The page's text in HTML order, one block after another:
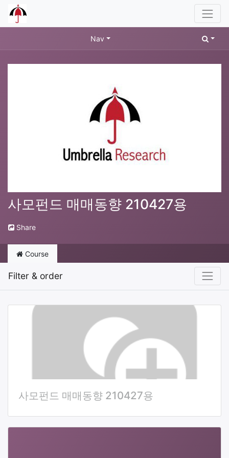
Nav
사모펀드 매매동향 210427용
Share
Course
Filter & order
사모펀드 매매동향 210427용